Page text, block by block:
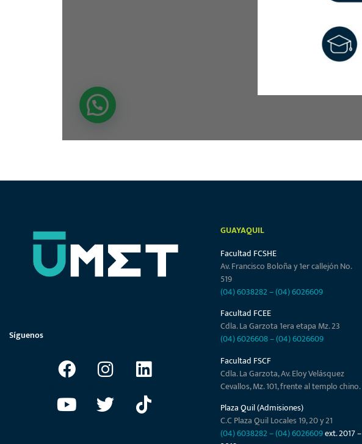
Síguenos
GUAYAQUIL
Facultad FCSHE
Av. Francisco Boloña y 1er callejón No.
519
(04) 6038282–(04) 6026609
Facultad FCEE
Cdla. La Garzota 1era etapa Mz. 23
(04) 6026608–(04) 6026609
Facultad FSCF
Cdla. La Garzota, Av. Eloy Velásquez
Cevallos, Mz. 101, frente al templo chino.
Plaza Quil (Admisiones)
C.C Plaza Quil Locales 19, 20 y 21
(04) 6038282–(04) 6026609ext. 2017 –